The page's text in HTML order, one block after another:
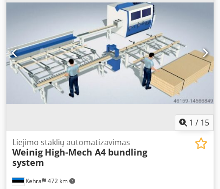
- Screening deck with enclosure and extraction system for
film/plastic particles - Extraction point adjustable - Suction
conveying fan mounted separately in a frame, hose
diameter 300/350 mm Technical Data: - Screening Deck 1:
Screening deck area length = 6,360 mm; width = 1,215 mm
- External dimensions: length = 6,690 mm; width = 1,850
mm - Screening area 5.1 m², number of shafts: 24 - Drive: 2
x 7.5 kW geared motors - Screening body: Polyurethane
(star screen) D 340/9 finger - Screen shafts as plug-in
system (easy and cost-effective adaptation to other particle
control; must be integrated into the plant control system) -
frequency inverter control, recommended, not included in
the offer) - Optional with knife fitting Cjdpfx Ajd
Rbnqopverf Delivery time approx. 18 to 20 weeks.
1 / 15
Kehra 472 km
Liejimo staklių automatizavimas
Weinig High-Mech A4 bundling
system